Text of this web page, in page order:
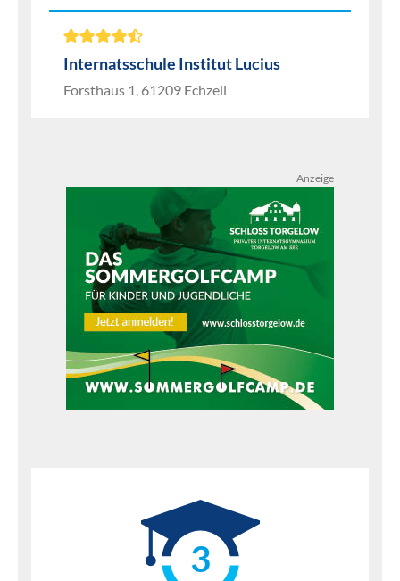
Internatsschule Institut Lucius
Forsthaus 1, 61209 Echzell
Anzeige
3